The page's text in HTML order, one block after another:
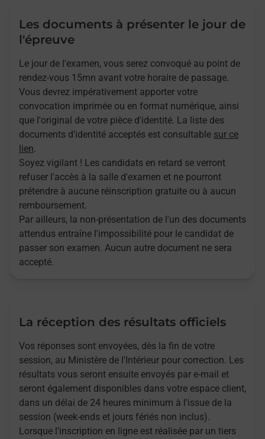
Les documents à présenter le jour de
l'épreuve
Le jour de l'examen, vous serez convoqué au point de
rendez-vous 15mn avant votre horaire de passage.
Vous devrez impérativement apporter votre
convocation imprimée ou en format numérique, ainsi
que l'original de votre pièce d'identité. La liste des
documents d'identité acceptés est consultable sur ce
lien.
Soyez vigilant ! Les candidats en retard se verront
refuser l'accès à la salle d'examen et ne pourront
prétendre à aucune réinscription gratuite ou à aucun
remboursement.
Par ailleurs, la non-présentation de l'un des documents
attendus entraîne l'impossibilité pour le candidat de
passer son examen. Aucun autre document ne sera
accepté.
La réception des résultats officiels
Vos réponses sont envoyées, dès la fin de votre
session, au Ministère de l'Intérieur pour correction. Les
résultats vous seront ensuite envoyés par e-mail et
seront également disponibles dans votre espace client,
dans un délai de 24 heures minimum à l'issue de la
session (week-ends et jours fériés non inclus).
Lorsque l'inscription en ligne est réalisée par un tiers